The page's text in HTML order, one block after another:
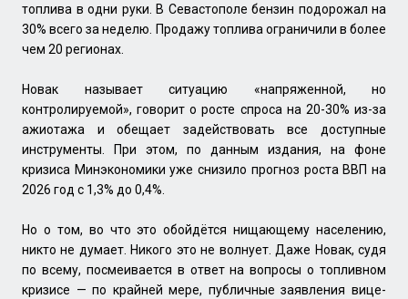
топлива в одни руки. В Севастополе бензин подорожал на
30% всего за неделю. Продажу топлива ограничили в более
чем 20 регионах.
Новак называет ситуацию «напряженной, но
контролируемой», говорит о росте спроса на 20-30% из-за
ажиотажа и обещает задействовать все доступные
инструменты. При этом, по данным издания, на фоне
кризиса Минэкономики уже снизило прогноз роста ВВП на
2026 год с 1,3% до 0,4%.
Но о том, во что это обойдётся нищающему населению,
никто не думает. Никого это не волнует. Даже Новак, судя
по всему, посмеивается в ответ на вопросы о топливном
кризисе — по крайней мере, публичные заявления вице-